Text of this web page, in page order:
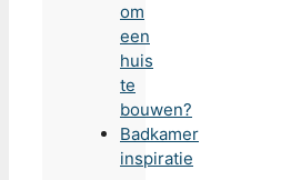
om
een
huis
te
bouwen?
Badkamer
inspiratie